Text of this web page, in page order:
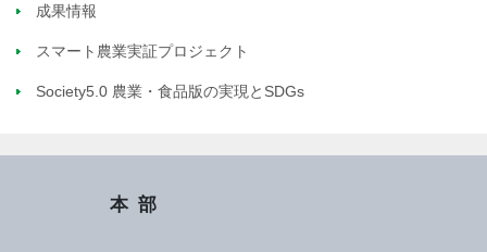
成果情報
スマート農業実証プロジェクト
Society5.0 農業・食品版の実現とSDGs
本部